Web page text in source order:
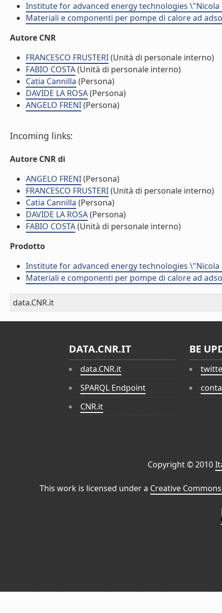
Institute for advanced energy technologies \"Nicola
Materiali e componenti per pompe di calore ad
Autore CNR
FRANCESCO FRUSTERI(Unità di personale interno)
FABIO COSTA(Unità di personale interno)
Catia Cannilla (Persona)
DAVIDE LA ROSA(Persona)
ANGELO FRENI(Persona)
Incoming links:
Autore CNR di
ANGELO FRENI(Persona)
FRANCESCO FRUSTERI(Unità di personale interno)
Catia Cannilla (Persona)
DAVIDE LA ROSA(Persona)
FABIO COSTA(Unità di personale interno)
Prodotto
Institute for advanced energy technologies \"Nicola
Materiali e componenti per pompe di calore ad
data.CNR.it
DATA.CNR.IT
data.CNR.it
SPARQL Endpoint
CNR.it
BE
Copyright © 2010
This work is licensed under a Creative